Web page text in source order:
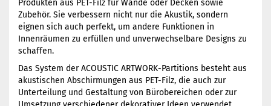
Produkten aus PET-Filz für Wände oder Decken sowie
Zubehör. Sie verbessern nicht nur die Akustik, sondern
eignen sich auch perfekt, um andere Funktionen in
Innenräumen zu erfüllen und unverwechselbare Designs zu
schaffen.
Das System der ACOUSTIC ARTWORK-Partitions besteht aus
akustischen Abschirmungen aus PET-Filz, die auch zur
Unterteilung und Gestaltung von Bürobereichen oder zur